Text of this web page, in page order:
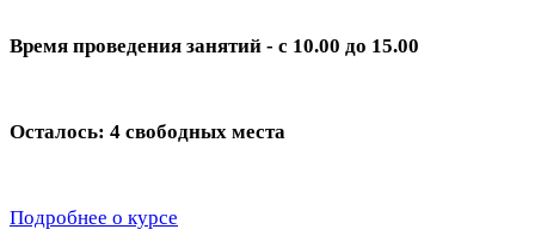
Время проведения занятий - с 10.00 до 15.00
Осталось: 4 свободных места
Подробнее о курсе